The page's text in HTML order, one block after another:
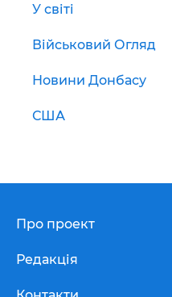
У світі
Військовий Огляд
Новини Донбасу
США
Про проект
Редакція